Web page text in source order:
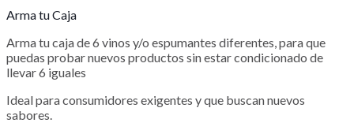
Arma tu Caja
Arma tu caja de 6 vinos y/o espumantes diferentes, para que
puedas probar nuevos productos sin estar condicionado de
llevar 6 iguales
Ideal para consumidores exigentes y que buscan nuevos
sabores.